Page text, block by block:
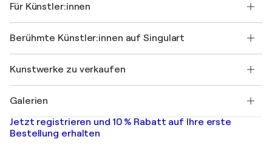
Einen Gutschein verschenken
Werden Sie Mitglied unseres Handelsprogramms
Ihr Konto
+49 30 31196995
FAQ
Singulart-Magazin
Jobs
Entdecken Sie kuratierte Originalkunst
Für Künstler:innen
Als Künstler anmelden
Berühmte Künstler:innen auf Singulart
Marc Chagall
Banksy
Mr. Brainwash
Shepard Fairey
Kunstwerke zu verkaufen
Abstrakte Gemälde zu verkaufen
Landschaftsgemälde
Drucke
Galerien
Kunstgalerien in Deutschland
Kunstgalerien in Schweiz
Jetzt registrieren und 10 % Rabatt auf Ihre erste
Bestellung erhalten